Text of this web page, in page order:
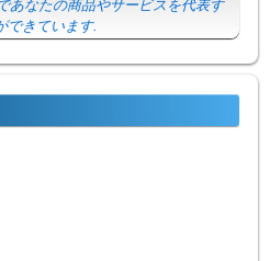
あなたの商品やサービスを代表す
できています.